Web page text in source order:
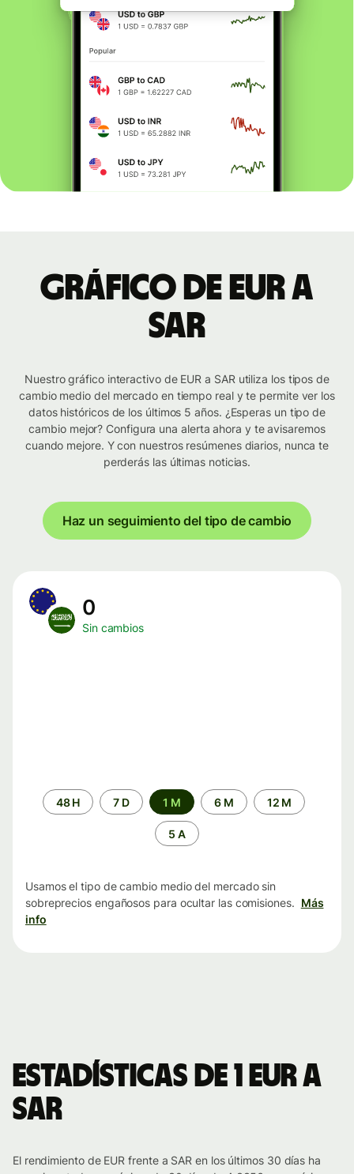
Gráfico de EUR a
SAR
Nuestro gráfico interactivo de EUR a SAR utiliza los tipos de
cambio medio del mercado en tiempo real y te permite ver los
datos históricos de los últimos 5 años. ¿Esperas un tipo de
cambio mejor? Configura una alerta ahora y te avisaremos
cuando mejore. Y con nuestros resúmenes diarios, nunca te
perderás las últimas noticias.
Haz un seguimiento del tipo de cambio
0
Sin cambios
Periodo48 H 7 D 1 M 6 M 12 M
5 A
Usamos el tipo de cambio medio del mercado sin
sobreprecios engañosos para ocultar las comisiones. Más
info
Estadísticas de 1 EUR a
SAR
El rendimiento de EUR frente a SAR en los últimos 30 días ha